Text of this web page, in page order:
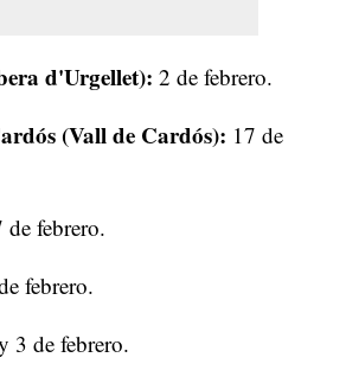
d'Urgellet): 2 de febrero.
(Vall de Cardós): 17 de
de febrero.
febrero.
3 de febrero.